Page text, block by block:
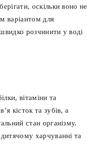
оскільки воно не
варіантом для
розчинити у воді
вітаміни та
кісток та зубів, а
стан організму.
харчуванні та